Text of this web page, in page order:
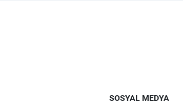
SOSYAL MEDYA